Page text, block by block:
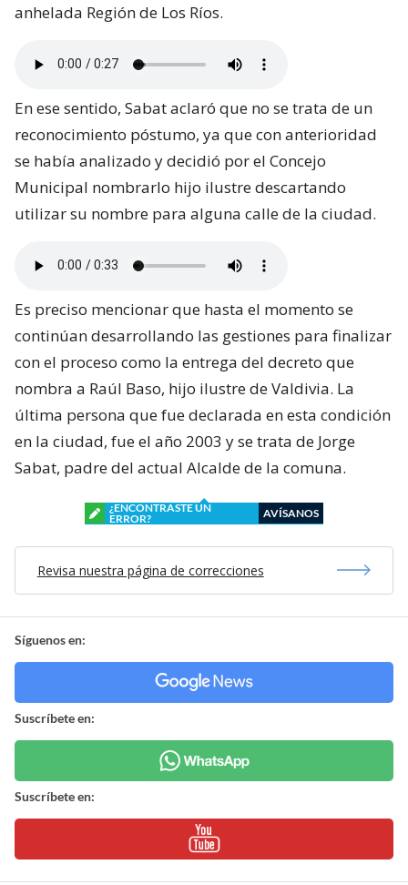
anhelada Región de Los Ríos.
En ese sentido, Sabat aclaró que no se trata de un
reconocimiento póstumo, ya que con anterioridad
se había analizado y decidió por el Concejo
Municipal nombrarlo hijo ilustre descartando
utilizar su nombre para alguna calle de la ciudad.
Es preciso mencionar que hasta el momento se
continúan desarrollando las gestiones para finalizar
con el proceso como la entrega del decreto que
nombra a Raúl Baso, hijo ilustre de Valdivia. La
última persona que fue declarada en esta condición
en la ciudad, fue el año 2003 y se trata de Jorge
Sabat, padre del actual Alcalde de la comuna.
¿ENCONTRASTE UN
ERROR?
AVÍSANOS
Revisa nuestra página de correcciones
Síguenos en:
Suscríbete en:
Suscríbete en: